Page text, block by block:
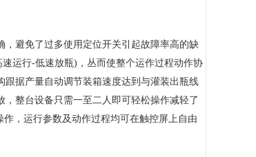
避免了过多使用定位开关引起故障率高的缺
运行-低速放瓶)，丛而使整个运作过程动作协
据产量自动调节装箱速度达到与灌装出瓶线
整台设备只需一至二人即可轻松操作减轻了
，运行参数及动作过程均可在触控屏上自由